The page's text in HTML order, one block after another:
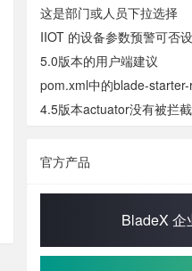
这是部门或人员下拉选择
5.0版本的用户端建议
4.5版本actuator没有被拦截
官方产品
BladeX 企